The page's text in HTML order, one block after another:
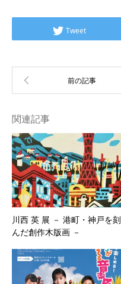
Tweet
関連記事
川西 英 展 － 港町・神戸を刻
んだ創作木版画 －